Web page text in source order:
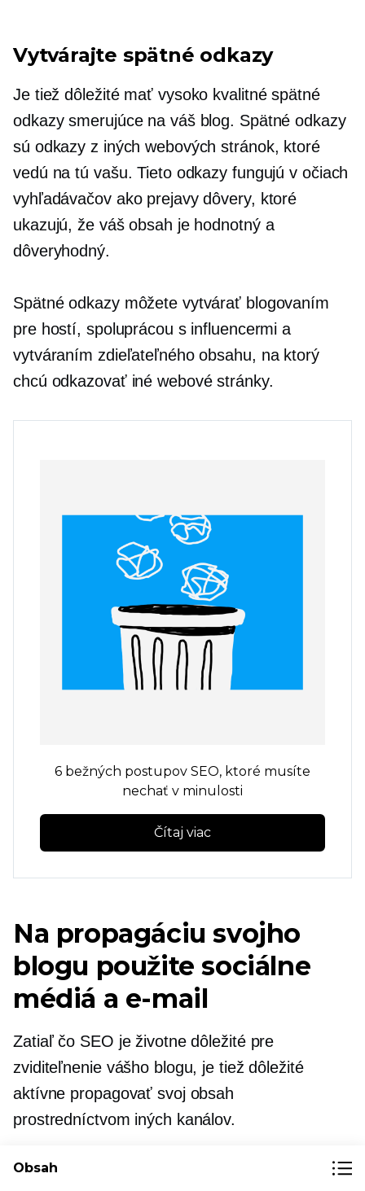
Vytvárajte spätné odkazy
Je tiež dôležité mať vysoko kvalitnéspätné
odkazy smerujúce na váš blog. Spätné odkazy
sú odkazy z iných webových stránok, ktoré
vedú na tú vašu. Tieto odkazy fungujú v očiach
vyhľadávačov ako prejavy dôvery, ktoré
ukazujú, že váš obsah je hodnotný a
dôveryhodný.
Spätné odkazy môžete vytvárať blogovaním
pre hostí, spoluprácou s influencermi a
vytváraním zdieľateľného obsahu, na ktorý
chcú odkazovať iné webové stránky.
6 bežných postupov SEO, ktoré musíte
nechať v minulosti
Čítaj viac
Na propagáciu svojho
blogu použite sociálne
médiá a e-mail
Zatiaľ čo SEO je životne dôležité pre
zviditeľnenie vášho blogu, je tiež dôležité
aktívne propagovať svoj obsah
prostredníctvom iných kanálov.
Viac ako 90 % blogerov používa na propagáciu
Obsah